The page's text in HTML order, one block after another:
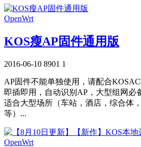
OpenWrt
KOS瘦AP固件通用版
2016-06-10 8901 1
AP固件不能单独使用，请配合
即插即用，自动识别AP，大型组网必
适合大型场所（车站，酒店，综合体
等）...
OpenWrt